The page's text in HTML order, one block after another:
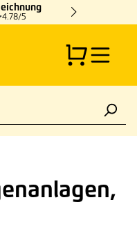
4.78/5